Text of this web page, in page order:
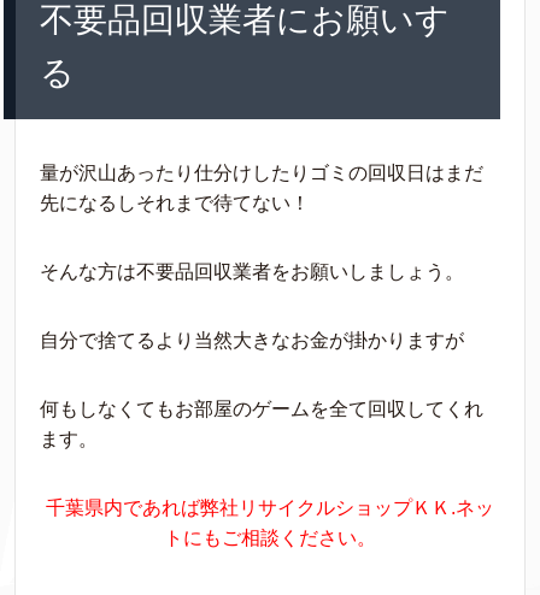
不要品回収業者にお願いす
る
量が沢山あったり仕分けしたりゴミの回収日はまだ
先になるしそれまで待てない！
そんな方は不要品回収業者をお願いしましょう。
自分で捨てるより当然大きなお金が掛かりますが
何もしなくてもお部屋のゲームを全て回収してくれ
ます。
千葉県内であれば弊社リサイクルショップＫＫ.ネッ
トにもご相談ください。